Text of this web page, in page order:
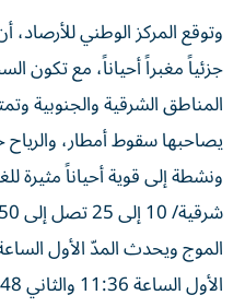
وتوقع المركز الوطني
جزئياً مغبراً أحياناً، مع
المناطق الشرقية والجنوبية
يصاحبها سقوط أمطار،
ونشطة إلى قوية أحياناً مثيرة
الأول الساعة 11:36 والثاني 04:48.